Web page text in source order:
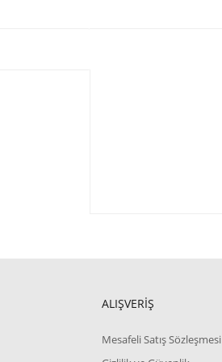
ALIŞVERİŞ
Mesafeli Satış Sözleşmesi